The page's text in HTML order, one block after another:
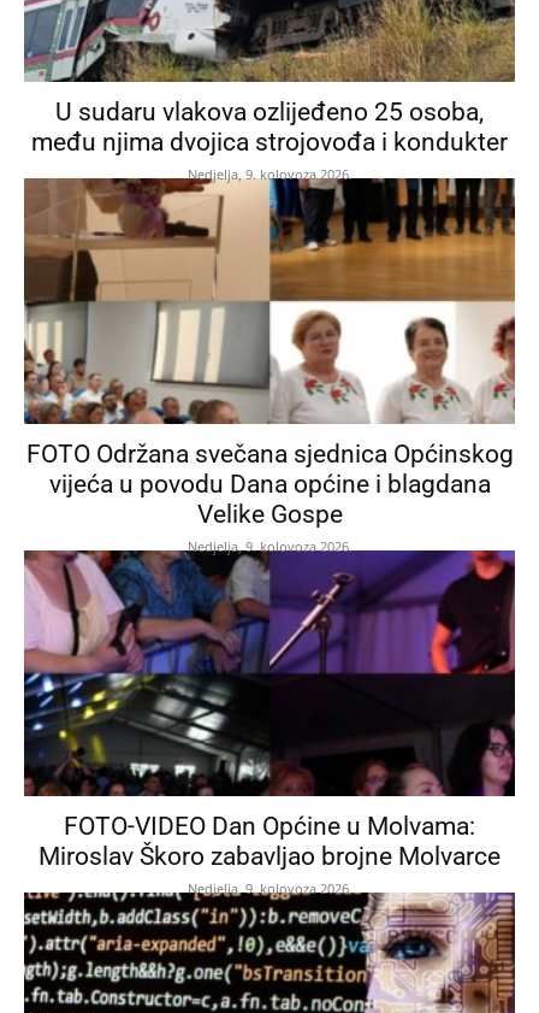
U sudaru vlakova ozlijeđeno 25 osoba,
među njima dvojica strojovođa i kondukter
Nedjelja, 9. kolovoza 2026.
FOTO Održana svečana sjednica Općinskog
vijeća u povodu Dana općine i blagdana
Velike Gospe
Nedjelja, 9. kolovoza 2026.
FOTO-VIDEO Dan Općine u Molvama:
Miroslav Škoro zabavljao brojne Molvarce
Nedjelja, 9. kolovoza 2026.